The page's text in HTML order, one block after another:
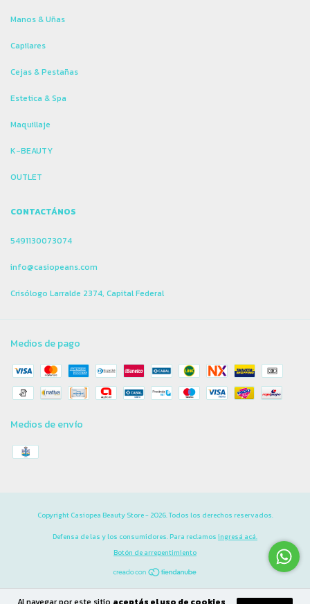
Manos & Uñas
Capilares
Cejas & Pestañas
Estetica & Spa
Maquillaje
K-BEAUTY
OUTLET
CONTACTÁNOS
5491130073074
info@casiopeans.com
Crisólogo Larralde 2374, Capital Federal
Medios de pago
Medios de envío
Copyright Casiopea Beauty Store - 2026. Todos los derechos reservados.
Defensa de las y los consumidores. Para reclamos ingresá acá.
Botón de arrepentimiento